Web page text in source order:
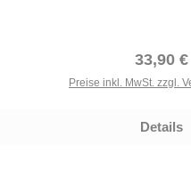
33,90 €
Preise inkl. MwSt. zzgl.
Details